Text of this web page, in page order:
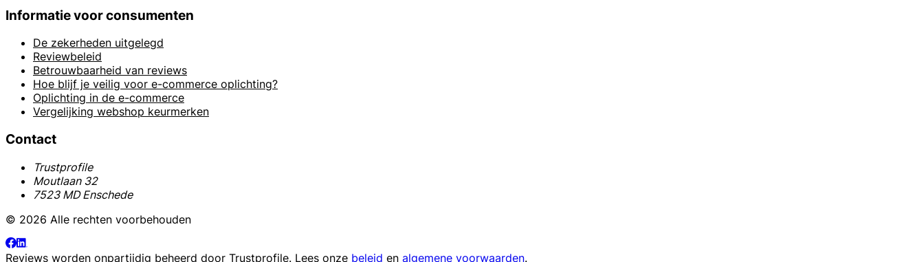
Informatie voor consumenten
De zekerheden uitgelegd
Reviewbeleid
Betrouwbaarheid van reviews
Hoe blijf je veilig voor e-commerce oplichting?
Oplichting in de e-commerce
Vergelijking webshop keurmerken
Contact
Trustprofile
Moutlaan 32
7523 MD Enschede
© 2026 Alle rechten voorbehouden
Reviews worden onpartijdig beheerd door Trustprofile. Lees onze beleid en algemene voorwaarden.